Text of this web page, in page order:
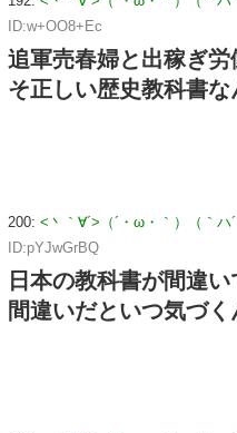
ID:w+OO8+Ec
追軍売春婦と出稼ぎ
そ正しい歴史教科書な
200: <丶｀∀´>（´・ω・｀）（｀
ID:pYJwGrBQ
日本の教科書が間違
間違いだといつ気づく